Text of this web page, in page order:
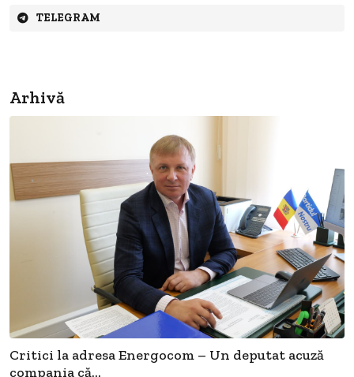
TELEGRAM
Arhivă
Critici la adresa Energocom – Un deputat acuză
compania că...